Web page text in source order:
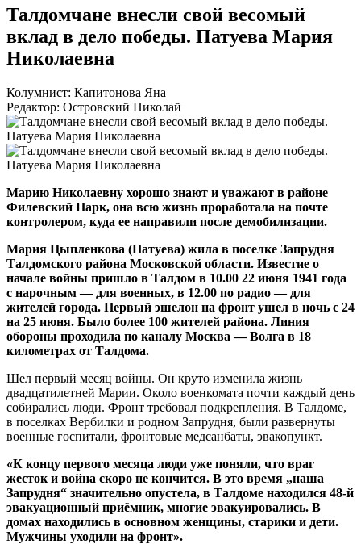
Талдомчане внесли свой весомый
вклад в дело победы. Патуева Мария
Николаевна
Колумнист: Капитонова Яна
Редактор: Островский Николай
Марию Николаевну хорошо знают и уважают в районе
Филевский Парк, она всю жизнь проработала на почте
контролером, куда ее направили после демобилизации.
Мария Цыпленкова (Патуева) жила в поселке Запрудня
Талдомского района Московской области. Известие о
начале войны пришло в Талдом в 10.00 22 июня 1941 года
с нарочным — для военных, в 12.00 по радио — для
жителей города. Первый эшелон на фронт ушел в ночь с 24
на 25 июня. Было более 100 жителей района. Линия
обороны проходила по каналу Москва — Волга в 18
километрах от Талдома.
Шел первый месяц войны. Он круто изменила жизнь
двадцатилетней Марии. Около военкомата почти каждый день
собирались люди. Фронт требовал подкрепления. В Талдоме,
в поселках Вербилки и родном Запрудня, были развернуты
военные госпитали, фронтовые медсанбаты, эвакопункт.
«К концу первого месяца люди уже поняли, что враг
жесток и война скоро не кончится. В это время „наша
Запрудня“ значительно опустела, в Талдоме находился 48-й
эвакуационный приёмник, многие эвакуировались. В
домах находились в основном женщины, старики и дети.
Мужчины уходили на фронт».